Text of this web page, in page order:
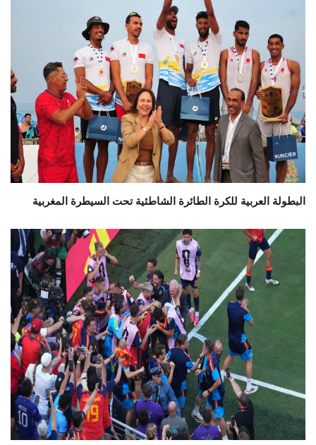
البطولة العربية للكرة الطائرة الشاطئية تحت السيطرة المغربية